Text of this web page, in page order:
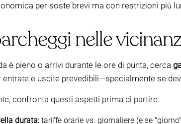
per soste brevi ma con restrizioni più
nelle
è pieno o arrivi durante le ore di punta, cerca
e uscite prevedibili—specialmente se
confronta questi aspetti prima di partire:
durata: tariffe orarie vs. giornaliere (e se